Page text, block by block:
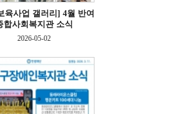
육사업 갤러리] 4월 반여
합사회복지관 소식
2026-05-02